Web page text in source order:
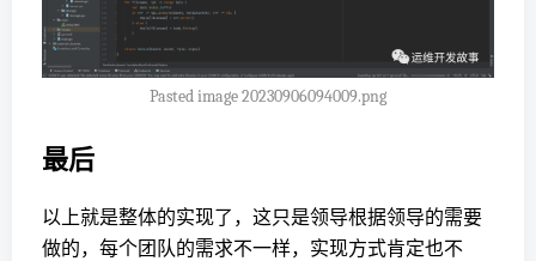
Pasted image 20230906094009.png
最后
以上就是整体的实现了，这只是领导根据领导的需要
做的，每个团队的需求不一样，实现方式肯定也不